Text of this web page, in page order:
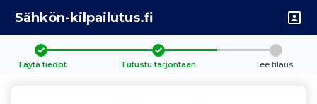
Sähkön-kilpailutus.fi
Täytä tiedot Tutustu tarjontaan Tee tilaus